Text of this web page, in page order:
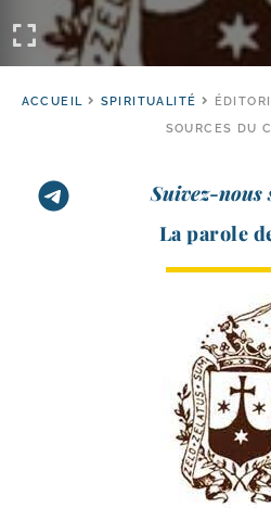
ACCUEIL SPIRITUALITÉ
SOURCES DU
Suivez-nous
La parole